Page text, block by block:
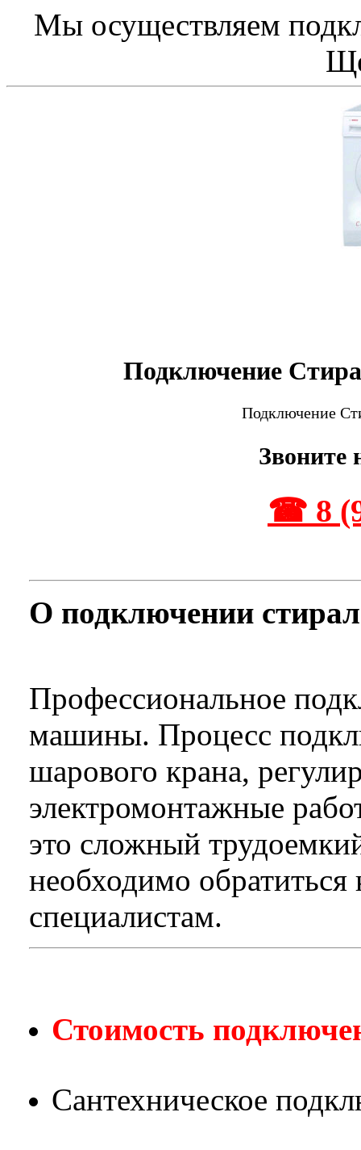
Мы осуществляем
Подключение
Подключение
Звоните
☎ 8
О подключении
Профессиональное
машины. Процесс
шарового крана,
электромонтажные
это сложный
необходимо
специалистам.
Стоимость
Сантехническое